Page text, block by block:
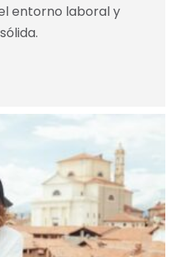
entorno laboral y